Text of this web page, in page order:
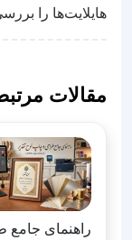
هایلایت‌ها را
مقالات
راهنمای جامع